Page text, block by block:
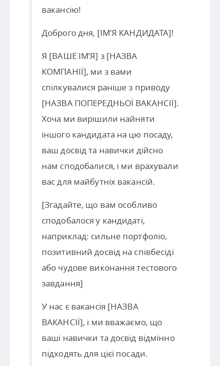
вакансію!
Доброго дня, [ІМ’Я КАНДИДАТА]!
Я [ВАШЕ ІМ’Я] з [НАЗВА
КОМПАНІЇ], ми з вами
спілкувалися раніше з приводу
[НАЗВА ПОПЕРЕДНЬОЇ ВАКАНСІЇ].
Хоча ми вирішили найняти
іншого кандидата на цю посаду,
ваш досвід та навички дійсно
нам сподобалися, і ми врахували
вас для майбутніх вакансій.
[Згадайте, що вам особливо
сподобалося у кандидаті,
наприклад: сильне портфоліо,
позитивний досвід на співбесіді
або чудове виконання тестового
завдання]
У нас є вакансія [НАЗВА
ВАКАНСІЇ], і ми вважаємо, що
ваші навички та досвід відмінно
підходять для цієї посади.